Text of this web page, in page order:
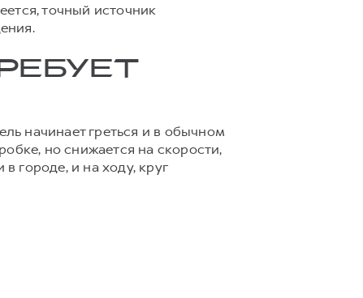
точный источник
начинает греться и в обычном
но снижается на скорости,
городе, и на ходу, круг